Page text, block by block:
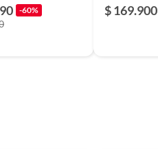
-60% $ 169.900